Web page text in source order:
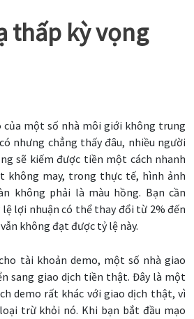
thấp kỳ vọng
của một số nhà môi giới không trung
nhưng chẳng thấy đâu, nhiều người
sẽ kiếm được tiền một cách nhanh
không may, trong thực tế, hình ảnh
không phải là màu hồng. Bạn cần
lợi nhuận có thể thay đổi từ 2% đến
không đạt được tỷ lệ này.
tài khoản demo, một số nhà giao
sang giao dịch tiền thật. Đây là một
demo rất khác với giao dịch thật, vì
trừ khỏi nó. Khi bạn bắt đầu mạo